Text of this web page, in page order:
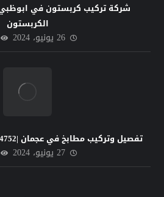
الكربستون
26 يونيو، 2024
تفصيل وتركيب مطابخ في عجمان |0545574752| تفصيل المطابخ
27 يونيو، 2024